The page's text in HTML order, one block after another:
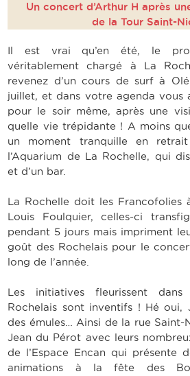
Un concert d’Arthur H après
de la Tour Saint-
Il est vrai qu’en été, le
véritablement chargé à La
revenez d’un cours de surf à
juillet, et dans votre agenda vous
pour le soir même, après une
quelle vie trépidante ! A moins
un moment tranquille en
l’Aquarium de La Rochelle, qui
et d’un bar.
La Rochelle doit les Francofolies
Louis Foulquier, celles-ci
pendant 5 jours mais impriment
goût des Rochelais pour le
long de l’année.
Les initiatives fleurissent
Rochelais sont inventifs ! Hé oui,
des émules… Ainsi de la rue Saint-
Jean du Pérot avec leurs
de l’Espace Encan qui présente
animations à la fête des